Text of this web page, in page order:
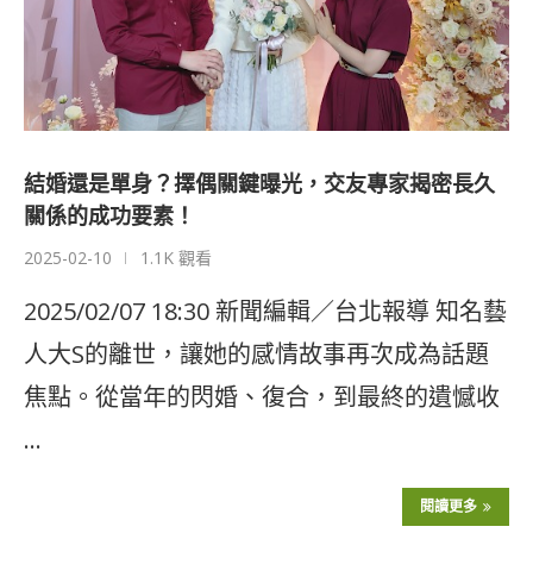
結婚還是單身？擇偶關鍵曝光，交友專家揭密長久
關係的成功要素！
2025-02-10 1.1K 觀看
2025/02/07 18:30 新聞編輯／台北報導 知名藝
人大S的離世，讓她的感情故事再次成為話題
焦點。從當年的閃婚、復合，到最終的遺憾收
…
閱讀更多